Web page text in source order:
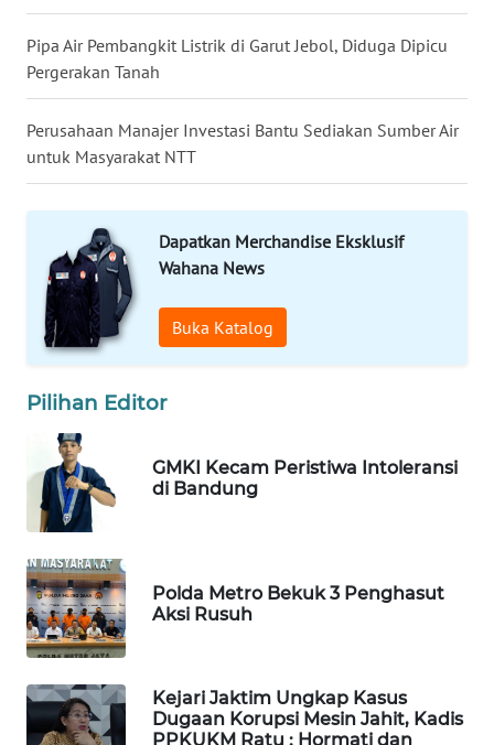
Pipa Air Pembangkit Listrik di Garut Jebol, Diduga Dipicu
Pergerakan Tanah
Perusahaan Manajer Investasi Bantu Sediakan Sumber Air
untuk Masyarakat NTT
Dapatkan Merchandise Eksklusif
Wahana News
Buka Katalog
Pilihan Editor
GMKI Kecam Peristiwa Intoleransi
di Bandung
Polda Metro Bekuk 3 Penghasut
Aksi Rusuh
Kejari Jaktim Ungkap Kasus
Dugaan Korupsi Mesin Jahit, Kadis
PPKUKM Ratu : Hormati dan
WN
SULUT
WN
MALUKU
WN
MALUT
WN
DAIRI
DANAU
WN
NIAS
WN
LANGKAT
WN
TAPANULI
SELATAN